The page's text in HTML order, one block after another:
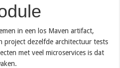
in een los Maven artifact,
project dezelfde architectuur tests
met veel microservices is dat